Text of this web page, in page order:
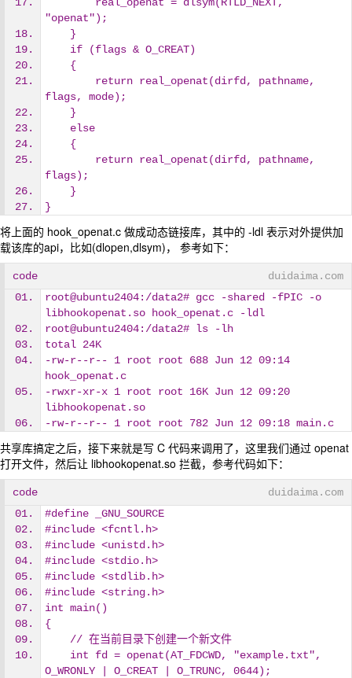
"openat");
    }
    if (flags & O_CREAT)
    {
flags, mode);
    }
    else
    {
flags);
    }
}
将上面的 hook_openat.c 做成动态链接库，其中的 -ldl 表示对外提供加
载该库的api，比如(dlopen,dlsym)， 参考如下：
code
duidaima.com
root@ubuntu2404:/data2# gcc -shared -fPIC -o
libhookopenat.so hook_openat.c -ldl
root@ubuntu2404:/data2# ls -lh
total 24K
-rw-r--r-- 1 root root 688 Jun 12 09:14
hook_openat.c
-rwxr-xr-x 1 root root 16K Jun 12 09:20
libhookopenat.so
-rw-r--r-- 1 root root 782 Jun 12 09:18 main.c
共享库搞定之后，接下来就是写 C 代码来调用了，这里我们通过 openat
打开文件，然后让 libhookopenat.so 拦截，参考代码如下：
code
duidaima.com
#define _GNU_SOURCE
#include <fcntl.h>
#include <unistd.h>
#include <stdio.h>
#include <stdlib.h>
#include <string.h>
int main()
{
    // 在当前目录下创建一个新文件
O_WRONLY | O_CREAT | O_TRUNC, 0644);